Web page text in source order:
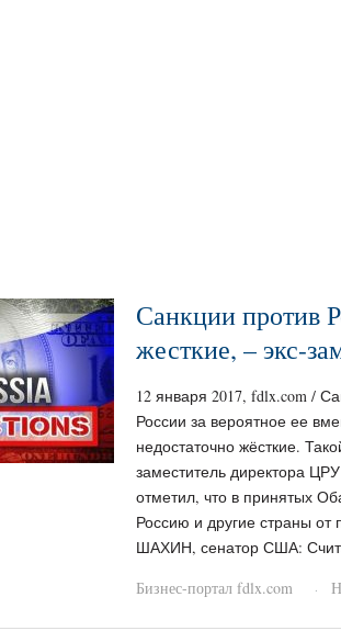
Санкции против
жесткие, – экс-
12 января 2017, fdlx.com /
России за вероятное ее
недостаточно жёсткие.
заместитель директора
отметил, что в принятых
Россию и другие страны
ШАХИН, сенатор США:
Бизнес-портал fdlx.com
·